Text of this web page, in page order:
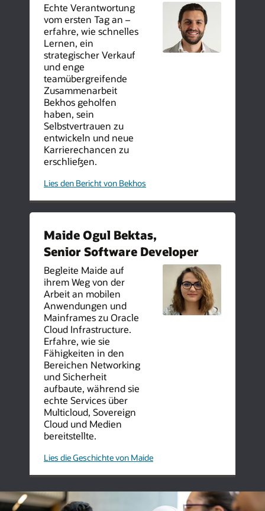
Echte Verantwortung
vom ersten Tag an –
erfahre, wie schnelles
Lernen, ein
strategischer Verkauf
und enge
teamübergreifende
Zusammenarbeit
Bekhos geholfen
haben, sein
Selbstvertrauen zu
entwickeln und neue
Karrierechancen zu
erschließen.
Lies den Bericht von BekhosOracle-
Wachstum-
und-
Oracle-
Saudi-
Arabia
Maide Ogul Bektas,
Senior Software Developer
Begleite Maide auf
ihrem Weg von der
Arbeit an mobilen
Anwendungen und
Mainframes zu Oracle
Cloud Infrastructure.
Erfahre, wie sie
Fähigkeiten in den
Bereichen Networking
und Sicherheit
aufbaute, während sie
echte Services über
Multicloud, Sovereign
Cloud und Medien
bereitstellte.
Lies die Geschichte von MaideEntwickeln-
der-
der